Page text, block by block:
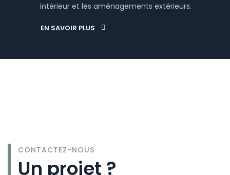
intérieur et les aménagements extérieurs.
EN SAVOIR PLUS
CONTACTEZ-NOUS
Un projet ?